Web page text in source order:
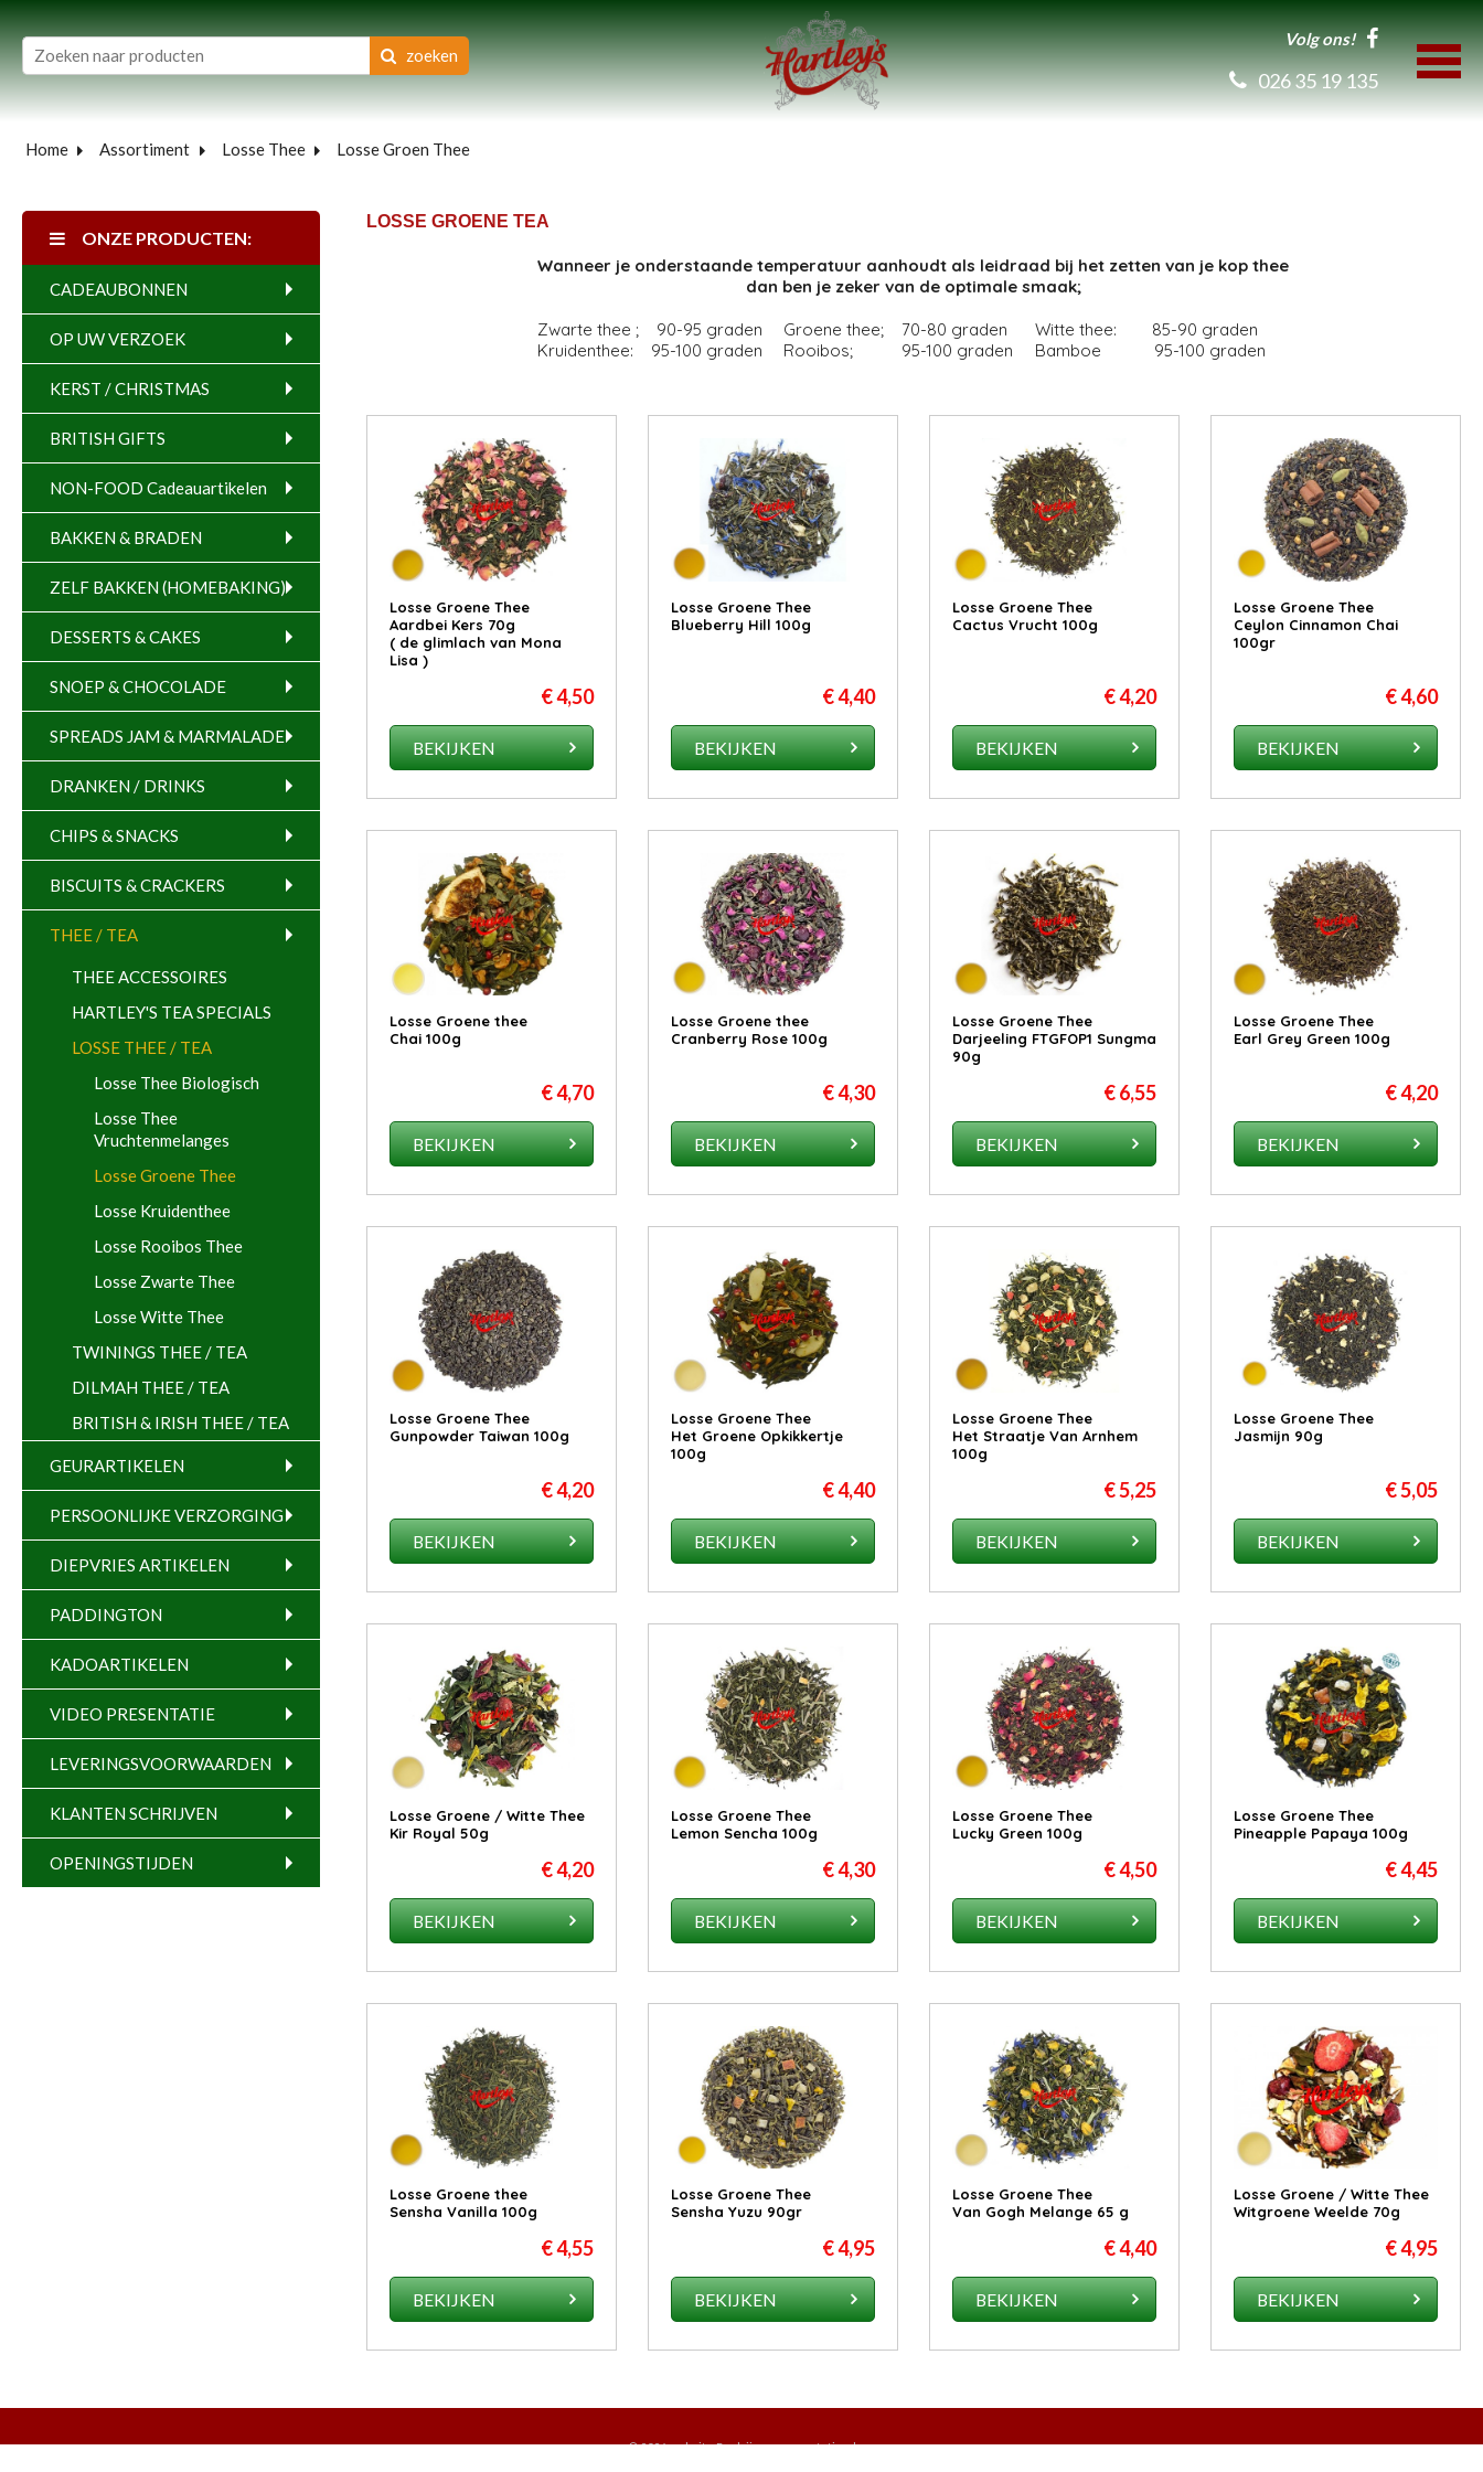
zoeken
Volg ons!
026 35 19 135
Home Assortiment Losse Thee Losse Groen Thee
ONZE PRODUCTEN:
CADEAUBONNEN
OP UW VERZOEK
KERST / CHRISTMAS
BRITISH GIFTS
NON-FOOD Cadeauartikelen
BAKKEN & BRADEN
ZELF BAKKEN (HOMEBAKING)
DESSERTS & CAKES
SNOEP & CHOCOLADE
SPREADS JAM & MARMALADE
DRANKEN / DRINKS
CHIPS & SNACKS
BISCUITS & CRACKERS
THEE / TEA
THEE ACCESSOIRES
HARTLEY'S TEA SPECIALS
LOSSE THEE / TEA
Losse Thee Biologisch
Losse Thee
Vruchtenmelanges
Losse Groene Thee
Losse Kruidenthee
Losse Rooibos Thee
Losse Zwarte Thee
Losse Witte Thee
TWININGS THEE / TEA
DILMAH THEE / TEA
BRITISH & IRISH THEE / TEA
GEURARTIKELEN
PERSOONLIJKE VERZORGING
DIEPVRIES ARTIKELEN
PADDINGTON
KADOARTIKELEN
VIDEO PRESENTATIE
LEVERINGSVOORWAARDEN
KLANTEN SCHRIJVEN
OPENINGSTIJDEN
LOSSE GROENE TEA
Wanneer je onderstaande temperatuur aanhoudt als leidraad bij het zetten van je kop thee
dan ben je zeker van de optimale smaak;
Zwarte thee ; 90-95 graden Groene thee; 70-80 graden
Witte thee: 85-90 graden
Kruidenthee: 95-100 graden
Rooibos; 95-100 graden Bamboe 95-100 graden
Losse Groene Thee
Aardbei Kers 70g
( de glimlach van Mona
Lisa )
€ 4,50
BEKIJKEN
Losse Groene Thee
Blueberry Hill 100g
€ 4,40
BEKIJKEN
Losse Groene Thee
Cactus Vrucht 100g
€ 4,20
BEKIJKEN
Losse Groene Thee
Ceylon Cinnamon Chai
100gr
€ 4,60
BEKIJKEN
Losse Groene thee
Chai 100g
€ 4,70
BEKIJKEN
Losse Groene thee
Cranberry Rose 100g
€ 4,30
BEKIJKEN
Losse Groene Thee
Darjeeling FTGFOP1 Sungma
90g
€ 6,55
BEKIJKEN
Losse Groene Thee
Earl Grey Green 100g
€ 4,20
BEKIJKEN
Losse Groene Thee
Gunpowder Taiwan 100g
€ 4,20
BEKIJKEN
Losse Groene Thee
Het Groene Opkikkertje
100g
€ 4,40
BEKIJKEN
Losse Groene Thee
Het Straatje Van Arnhem
100g
€ 5,25
BEKIJKEN
Losse Groene Thee
Jasmijn 90g
€ 5,05
BEKIJKEN
Losse Groene / Witte Thee
Kir Royal 50g
€ 4,20
BEKIJKEN
Losse Groene Thee
Lemon Sencha 100g
€ 4,30
BEKIJKEN
Losse Groene Thee
Lucky Green 100g
€ 4,50
BEKIJKEN
Losse Groene Thee
Pineapple Papaya 100g
€ 4,45
BEKIJKEN
Losse Groene thee
Sensha Vanilla 100g
€ 4,55
BEKIJKEN
Losse Groene Thee
Sensha Yuzu 90gr
€ 4,95
BEKIJKEN
Losse Groene Thee
Van Gogh Melange 65 g
€ 4,40
BEKIJKEN
Losse Groene / Witte Thee
Witgroene Weelde 70g
€ 4,95
BEKIJKEN
© 2026website Bedrijvenpresentatie.nl